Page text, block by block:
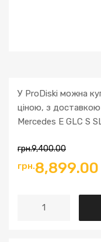
У ProDiski можна
ціною, з доставкою
Mercedes E GLC S
грн.9,400.00
грн.8,899.00